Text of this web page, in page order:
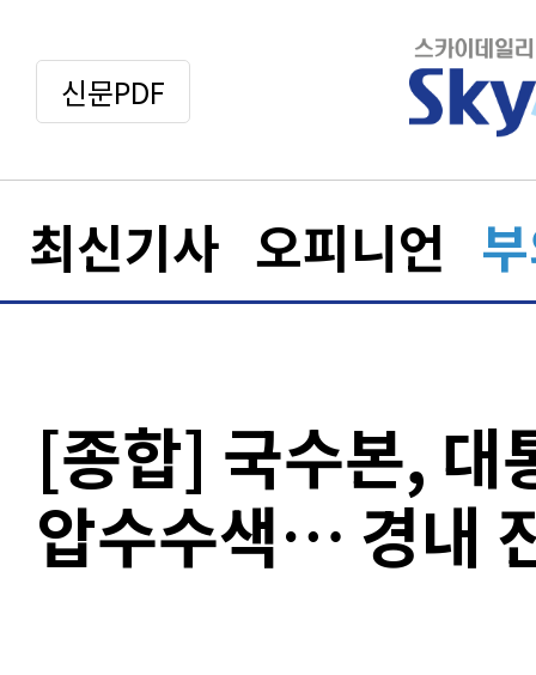
신문PDF
최신기사 오피니언
[종합] 국수본, 대
압수수색… 경내